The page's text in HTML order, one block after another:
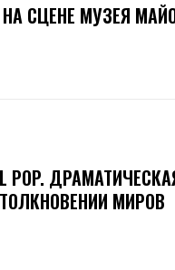
СЦЕНЕ МУЗЕЯ
POP.
МИРОВ